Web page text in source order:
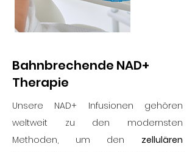
Bahnbrechende NAD+
Therapie
Unsere NAD+ Infusionen gehören
weltweit zu den modernsten
Methoden, um den zellulären